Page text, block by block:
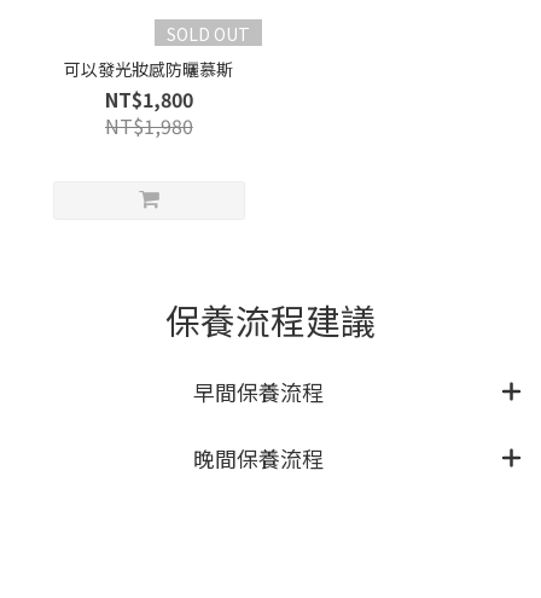
SOLD OUT
可以發光妝感防曬慕斯
NT$1,800
NT$1,980
保養流程建議
早間保養流程
晚間保養流程